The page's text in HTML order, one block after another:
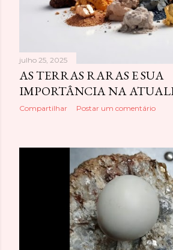
julho 25, 2025
AS TERRAS RARAS E SUA
IMPORTÂNCIA NA
Compartilhar Postar um comentário